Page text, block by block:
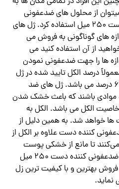
از محلول های ضدعفونی
کننده یا ژل ضدعفونی کننده دست ۲۵۰ میل استفاده کرد. ژل های
های گوناگونی به فروش می
از آن استفاده کنید می
ها را جهت ضدعفونی نمودن
درصد الکل تایید شده در ژل
های ضدعفونی کننده دست، ۶۵ درصد می باشد. ژل های ضد
موادی باشند که باعث خشک شدن
الکل می باشد. الکل به
خواهد شد. به همین دلیل از
کننده دست علاوه بر الکل از
می‌کنند تا مانع از خشکی پوست
دست شوند. شرکت فروش ژل ضدعفونی کننده دست ۲۵۰ میل
بهترین و با کیفیت ‌ترین زل